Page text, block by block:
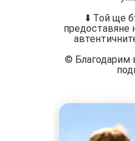
⬇️ Той ще
предоставяне
©️ Благодарим